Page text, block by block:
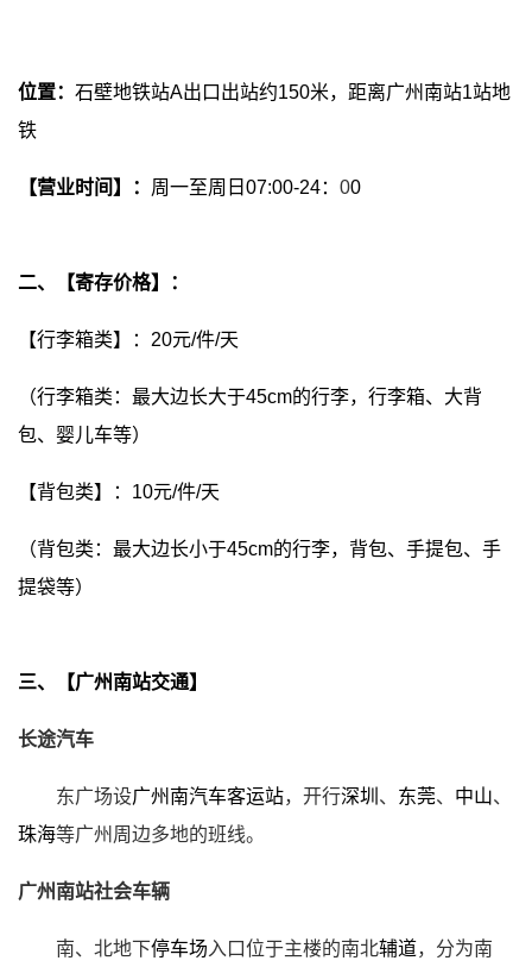
位置： 石壁地铁站A出口出站约150米，距离广州南站1站地
铁
【营业时间】： 周一至周日07:00-24： 00
二、【寄存价格】：
【行李箱类】：20元/件/天
（行李箱类：最大边长大于45cm的行李，行李箱、大背
包、婴儿车等）
【背包类】：10元/件/天
（背包类：最大边长小于45cm的行李，背包、手提包、手
提袋等）
三、【广州南站交通】
长途汽车
东广场设广州南汽车客运站，开行深圳 、 东莞、 中山、
珠海等广州周边多地的班线。
广州南站社会车辆
南、北地下停车场 入口位于主楼的南北辅道，分为南